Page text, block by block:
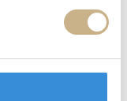
Beställningsvara
- LATO LN8